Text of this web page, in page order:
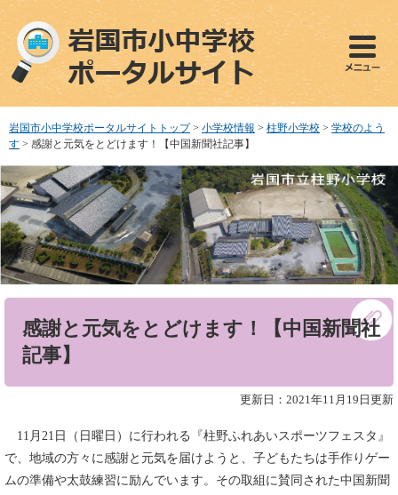
ペ
で
す
メ
ば
し
本
文
へ
岩国市小中学校ポータルサイトトップ > 小学校情報 > 柱野小学校 > 学校のよう
す > 感謝と元気をとどけます！【中国新聞社記事】
感謝と元気をとどけます！【中国新聞社
記事】
更新日：2021年11月19日更新
11月21日（日曜日）に行われる『柱野ふれあいスポーツフェスタ』
で、地域の方々に感謝と元気を届けようと、子どもたちは手作りゲー
ムの準備や太鼓練習に励んでいます。その取組に賛同された中国新聞